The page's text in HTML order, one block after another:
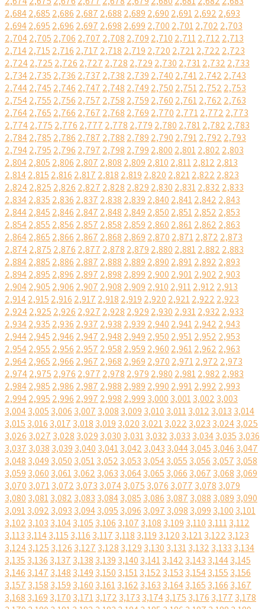
2,6842,685 2,686 2,687 2,688 2,689 2,690 2,6912,692 2,693
2,6942,695 2,696 2,697 2,698 2,699 2,700 2,7012,702 2,703
2,7042,705 2,706 2,707 2,708 2,709 2,710 2,7112,712 2,713
2,7142,715 2,716 2,717 2,718 2,719 2,720 2,7212,722 2,723
2,7242,725 2,726 2,727 2,728 2,729 2,730 2,7312,732 2,733
2,7342,735 2,736 2,737 2,738 2,739 2,740 2,7412,742 2,743
2,7442,745 2,746 2,747 2,748 2,749 2,750 2,7512,752 2,753
2,7542,755 2,756 2,757 2,758 2,759 2,760 2,7612,762 2,763
2,7642,765 2,766 2,767 2,768 2,769 2,770 2,7712,772 2,773
2,7742,775 2,776 2,777 2,778 2,779 2,780 2,7812,782 2,783
2,7842,785 2,786 2,787 2,788 2,789 2,790 2,7912,792 2,793
2,7942,795 2,796 2,797 2,798 2,799 2,800 2,8012,802 2,803
2,8042,805 2,806 2,807 2,808 2,809 2,810 2,8112,812 2,813
2,8142,815 2,816 2,817 2,818 2,819 2,820 2,8212,822 2,823
2,8242,825 2,826 2,827 2,828 2,829 2,830 2,8312,832 2,833
2,8342,835 2,836 2,837 2,838 2,839 2,840 2,8412,842 2,843
2,8442,845 2,846 2,847 2,848 2,849 2,850 2,8512,852 2,853
2,8542,855 2,856 2,857 2,858 2,859 2,860 2,8612,862 2,863
2,8642,865 2,866 2,867 2,868 2,869 2,870 2,8712,872 2,873
2,8742,875 2,876 2,877 2,878 2,879 2,880 2,8812,882 2,883
2,8842,885 2,886 2,887 2,888 2,889 2,890 2,8912,892 2,893
2,8942,895 2,896 2,897 2,898 2,899 2,900 2,9012,902 2,903
2,9042,905 2,906 2,907 2,908 2,909 2,910 2,9112,912 2,913
2,9142,915 2,916 2,917 2,918 2,919 2,920 2,9212,922 2,923
2,9242,925 2,926 2,927 2,928 2,929 2,930 2,9312,932 2,933
2,9342,935 2,936 2,937 2,938 2,939 2,940 2,9412,942 2,943
2,9442,945 2,946 2,947 2,948 2,949 2,950 2,9512,952 2,953
2,9542,955 2,956 2,957 2,958 2,959 2,960 2,9612,962 2,963
2,9642,965 2,966 2,967 2,968 2,969 2,970 2,9712,972 2,973
2,9742,975 2,976 2,977 2,978 2,979 2,980 2,9812,982 2,983
2,9842,985 2,986 2,987 2,988 2,989 2,990 2,9912,992 2,993
2,9942,995 2,996 2,997 2,998 2,999 3,000 3,0013,002 3,003
3,0043,005 3,006 3,007 3,008 3,009 3,010 3,0113,012 3,013 3,014
3,015 3,016 3,017 3,018 3,019 3,020 3,0213,022 3,023 3,0243,025
3,026 3,027 3,028 3,029 3,030 3,0313,032 3,033 3,0343,035 3,036
3,037 3,038 3,039 3,040 3,0413,042 3,043 3,0443,045 3,046 3,047
3,048 3,049 3,050 3,0513,052 3,053 3,0543,055 3,056 3,057 3,058
3,059 3,060 3,0613,062 3,063 3,0643,065 3,066 3,067 3,068 3,069
3,070 3,0713,072 3,073 3,0743,075 3,076 3,077 3,078 3,079
3,080 3,0813,082 3,083 3,0843,085 3,086 3,087 3,088 3,089 3,090
3,0913,092 3,093 3,0943,095 3,096 3,097 3,098 3,099 3,100 3,101
3,102 3,103 3,1043,105 3,106 3,107 3,108 3,109 3,110 3,1113,112
3,113 3,1143,115 3,116 3,117 3,118 3,119 3,120 3,1213,122 3,123
3,1243,125 3,126 3,127 3,128 3,129 3,130 3,1313,132 3,133 3,134
3,135 3,136 3,137 3,138 3,139 3,140 3,1413,142 3,143 3,1443,145
3,146 3,147 3,148 3,149 3,150 3,1513,152 3,153 3,1543,155 3,156
3,157 3,158 3,159 3,160 3,1613,162 3,163 3,1643,165 3,166 3,167
3,168 3,169 3,170 3,1713,172 3,173 3,1743,175 3,176 3,177 3,178